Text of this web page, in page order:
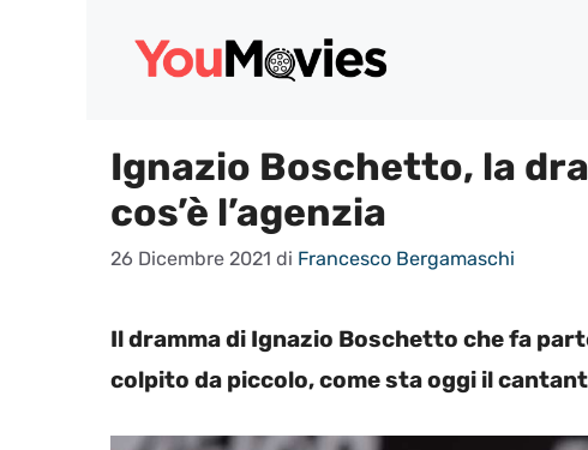
Ignazio Boschetto, la
cos’è l’agenzia
26 Dicembre 2021 di Francesco Bergamaschi
Il dramma di Ignazio Boschetto che fa
colpito da piccolo, come sta oggi il